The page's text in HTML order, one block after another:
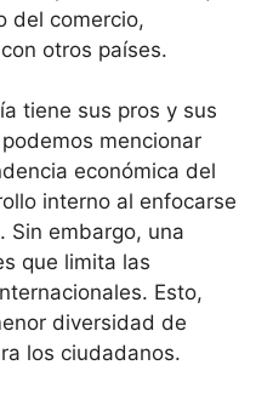
del comercio,
otros países.
tiene sus pros y sus
mencionar
económica del
interno al enfocarse
Sin embargo, una
que limita las
Esto,
diversidad de
los ciudadanos.